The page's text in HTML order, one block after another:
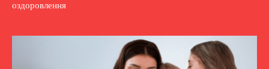
оздоровлення